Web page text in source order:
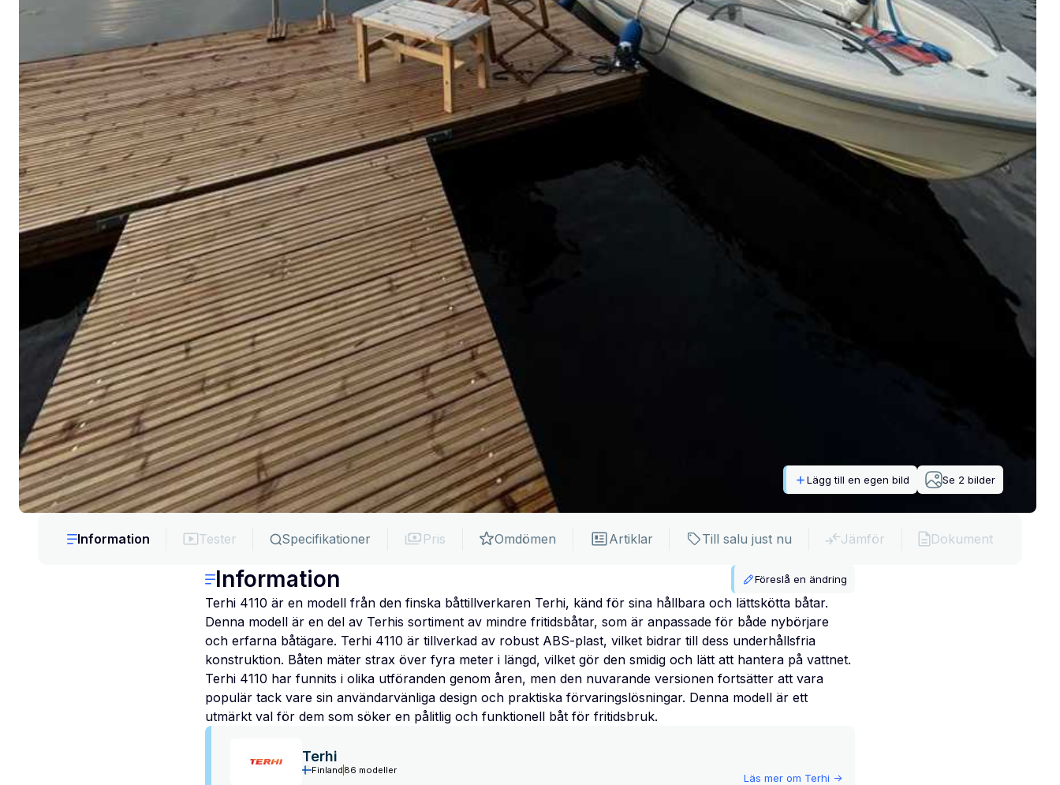
Lägg till en egen bild Se 2 bilder
Information Tester Specifikationer Pris Omdömen Artiklar Till salu just nu Jämför Dokument
Information Föreslå en ändring
Terhi 4110 är en modell från den finska båttillverkaren Terhi, känd för sina hållbara och lättskötta båtar.
Denna modell är en del av Terhis sortiment av mindre fritidsbåtar, som är anpassade för både nybörjare
och erfarna båtägare. Terhi 4110 är tillverkad av robust ABS-plast, vilket bidrar till dess underhållsfria
konstruktion. Båten mäter strax över fyra meter i längd, vilket gör den smidig och lätt att hantera på vattnet.
Terhi 4110 har funnits i olika utföranden genom åren, men den nuvarande versionen fortsätter att vara
populär tack vare sin användarvänliga design och praktiska förvaringslösningar. Denna modell är ett
utmärkt val för dem som söker en pålitlig och funktionell båt för fritidsbruk.
Terhi
Finland 86 modeller
Läs mer om Terhi ->